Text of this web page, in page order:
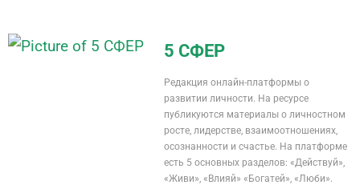
5 СФЕР
Редакция онлайн-платформы о
развитии личности. На ресурсе
публикуются материалы о личностном
росте, лидерстве, взаимоотношениях,
осознанности и счастье. На платформе
есть 5 основных разделов: «Действуй»,
«Живи», «Влияй» «Богатей», «Люби».